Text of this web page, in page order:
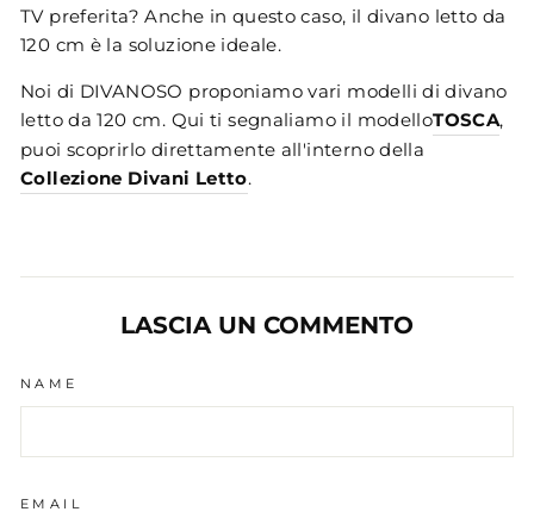
TV preferita? Anche in questo caso, il divano letto da
120 cm è la soluzione ideale.
Noi di DIVANOSO proponiamo vari modelli di divano
letto da 120 cm. Qui ti segnaliamo il modelloTOSCA,
puoi scoprirlo direttamente all'interno della
Collezione Divani Letto.
LASCIA UN COMMENTO
NAME
EMAIL